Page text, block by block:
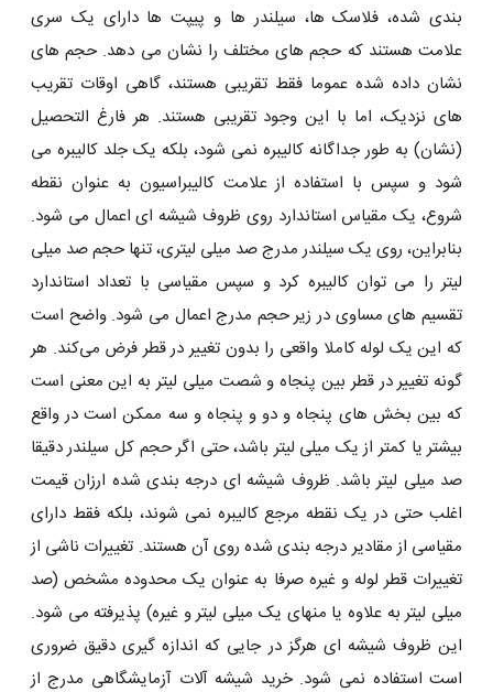
بندی شده، فلاسک ها، سیلندر ها و پیپت ها دارای یک سری
علامت هستند که حجم های مختلف را نشان می دهد. حجم های
نشان داده شده عموما فقط تقریبی هستند، گاهی اوقات تقریب
های نزدیک، اما با این وجود تقریبی هستند. هر فارغ التحصیل
(نشان) به طور جداگانه کالیبره نمی شود، بلکه یک جلد کالیبره می
شود و سپس با استفاده از علامت کالیبراسیون به عنوان نقطه
شروع، یک مقیاس استاندارد روی ظروف شیشه ای اعمال می شود.
بنابراین، روی یک سیلندر مدرج صد میلی ‌لیتری، تنها حجم صد میلی
‌لیتر را می ‌توان کالیبره کرد و سپس مقیاسی با تعداد استاندارد
تقسیم‌ های مساوی در زیر حجم مدرج اعمال می ‌شود. واضح است
که این یک لوله کاملا واقعی را بدون تغییر در قطر فرض می‌کند. هر
گونه تغییر در قطر بین پنجاه و شصت میلی لیتر به این معنی است
که بین بخش های پنجاه و دو و پنجاه و سه ممکن است در واقع
بیشتر یا کمتر از یک میلی لیتر باشد، حتی اگر حجم کل سیلندر دقیقا
صد میلی لیتر باشد. ظروف شیشه ای درجه بندی شده ارزان قیمت
اغلب حتی در یک نقطه مرجع کالیبره نمی شوند، بلکه فقط دارای
مقیاسی از مقادیر درجه بندی شده روی آن هستند. تغییرات ناشی از
تغییرات قطر لوله و غیره صرفا به عنوان یک محدوده مشخص (صد
میلی لیتر به علاوه یا منهای یک میلی لیتر و غیره) پذیرفته می شود.
این ظروف شیشه ای هرگز در جایی که اندازه گیری دقیق ضروری
است استفاده نمی شود. خرید شیشه آلات آزمایشگاهی مدرج از